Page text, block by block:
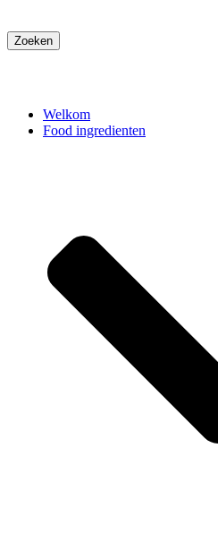
Zoeken
Welkom
Food ingredienten